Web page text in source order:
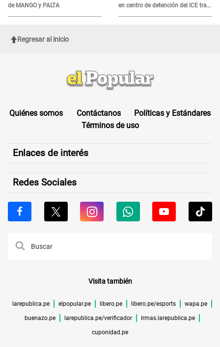
de MANGO y PALTA
en centro de detención del ICE tras
sufrir una "emergencia médica"
Regresar al inicio
Quiénes somos Contáctanos
Políticas y Estándares
Términos de uso
Enlaces de interés
Redes Sociales
Visita también
larepublica.pe elpopular.pe libero.pe libero.pe/esports wapa.pe
buenazo.pe larepublica.pe/verificador lrmas.larepublica.pe
cuponidad.pe